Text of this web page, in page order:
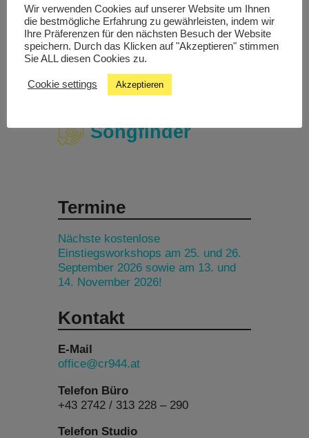
Livestream
Studiochat
Songfinder
Termine
Nächste kostenlose
Einstiegsworkshops am 25. und 26.
September 2026 sowie am 13. und
14. November 2026!
Kontakt
E-Mail
office@cr944.at
Telefon Büro
+43 2742 / 313 228 – 290
Telefon Studio
Wir verwenden Cookies auf unserer Website um Ihnen
die bestmögliche Erfahrung zu gewährleisten, indem wir
Ihre Präferenzen für den nächsten Besuch der Website
speichern. Durch das Klicken auf "Akzeptieren" stimmen
Sie ALL diesen Cookies zu.
Cookie settings Akzeptieren